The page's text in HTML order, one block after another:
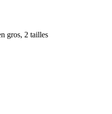
gros, 2 tailles